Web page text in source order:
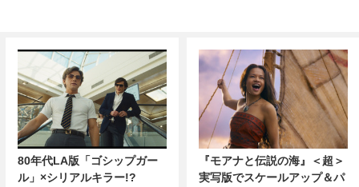
80年代LA版「ゴシップガー
ル」×シリアルキラー!?
『モアナと伝説の海』＜超＞
実写版でスケールアップ＆パ